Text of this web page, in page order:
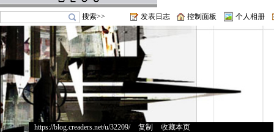
搜索>> 发表日志 控制面板 个人相册
https://blog.creaders.net/u/32209/> 复制 收藏本页